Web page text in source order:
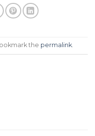
the permalink.